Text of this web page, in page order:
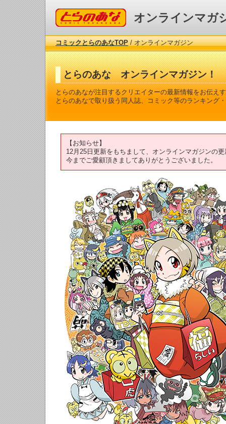
コミックとらのあな オンラインマガ
コミックとらのあなTOP/ オンラインマガジン
とらのあな オンラインマガジン！
とらのあなが注目するクリエイターの最新情報をお伝え
とらのあなで取り扱う同人誌、コミック等のランキング
【お知らせ】
12月25日更新をもちまして、オンラインマガジンの
今までご愛顧頂きましてありがとうございました。